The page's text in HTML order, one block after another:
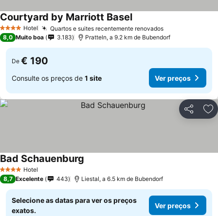
4 EstrelasHotel Quartos e suites recentemente renovados
Courtyard by Marriott Basel
8,0 Muito boa 3.183 Pratteln, a 9.2 km de Bubendorf
De € 190
Consulte os preços de 1 site Ver preços
Partilhar
4 EstrelasHotel
Bad Schauenburg
8,7 Excelente 443 Liestal, a 6.5 km de Bubendorf
Selecione as datas para ver os preços
exatos.
Ver preços